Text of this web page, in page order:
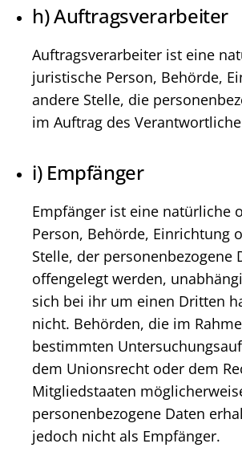
h) Auftragsverarbeiter
Auftragsverarbeiter ist eine
juristische Person, Behörde,
andere Stelle, die
im Auftrag des
i) Empfänger
Empfänger ist eine natürliche
Person, Behörde, Einrichtung
Stelle, der personenbezogene
offengelegt werden,
sich bei ihr um einen Dritten
nicht. Behörden, die im
bestimmten
dem Unionsrecht oder dem
Mitgliedstaaten
personenbezogene Daten
jedoch nicht als Empfänger.